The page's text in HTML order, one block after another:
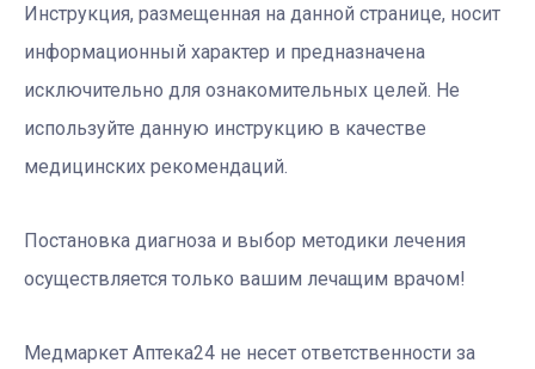
Инструкция, размещенная на данной странице, носит
информационный характер и предназначена
исключительно для ознакомительных целей. Не
используйте данную инструкцию в качестве
медицинских рекомендаций.
Постановка диагноза и выбор методики лечения
осуществляется только вашим лечащим врачом!
Медмаркет Аптека24 не несет ответственности за